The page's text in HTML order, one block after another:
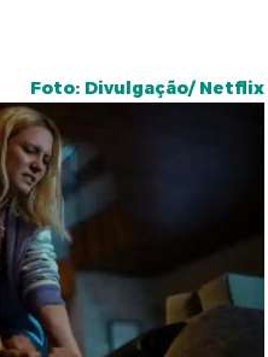
Foto: Divulgação/ Netflix